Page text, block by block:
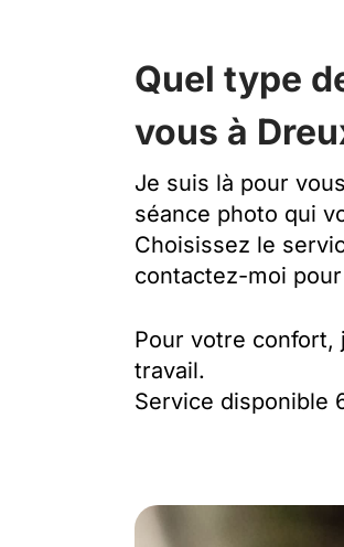
Quel type
vous à
Je suis là pour
séance photo qui
Choisissez le
contactez-moi
Pour votre confort,
travail.
Service disponible